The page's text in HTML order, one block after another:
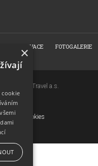
REZERVACE
FOTOGALERIE
Hotels&Travel a.s.
údajů
Cookies
×
cookie